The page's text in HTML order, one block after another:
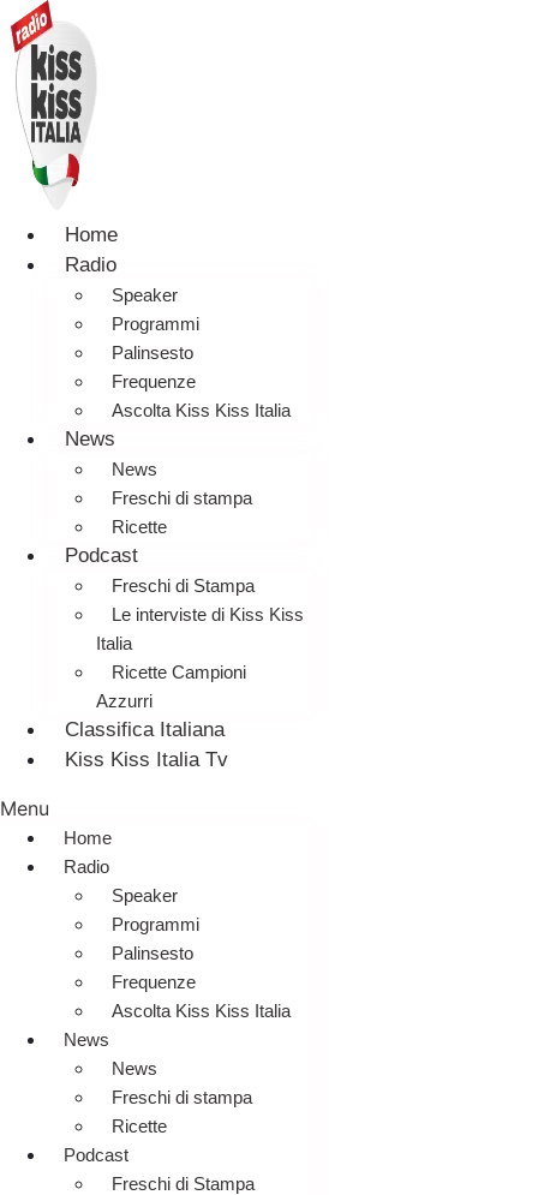
Home
Radio
Speaker
Programmi
Palinsesto
Frequenze
Ascolta Kiss Kiss Italia
News
News
Freschi di stampa
Ricette
Podcast
Freschi di Stampa
Le interviste di Kiss Kiss
Italia
Ricette Campioni
Azzurri
Classifica Italiana
Kiss Kiss Italia Tv
Menu
Home
Radio
Speaker
Programmi
Palinsesto
Frequenze
Ascolta Kiss Kiss Italia
News
News
Freschi di stampa
Ricette
Podcast
Freschi di Stampa